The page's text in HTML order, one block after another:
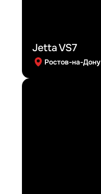
Jetta VS7
Ростов-на-Дону